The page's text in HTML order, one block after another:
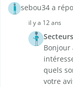
sebou34 a
il y a 12 ans
quels
votre